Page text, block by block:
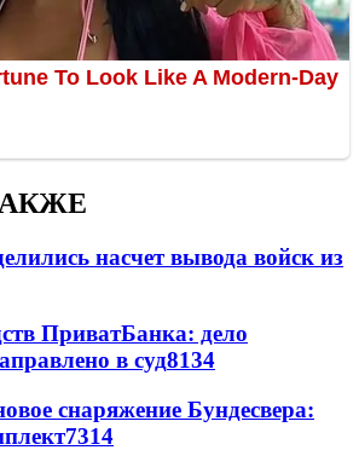
насчет вывода войск из
ПриватБанка: дело
в суд8134
снаряжение Бундесвера:
7314